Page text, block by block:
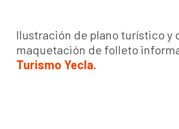
Ilustración de plano turístico y
maquetación de folleto
Turismo Yecla.